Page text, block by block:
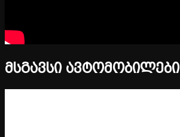
მსგავსი ავტომობილები